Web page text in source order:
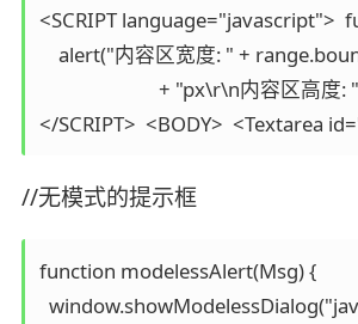
<SCRIPT language="javascript">
alert("内容区宽度: " +
+ "px\r\n内容区
//无模式的提示框
function modelessAlert(Msg) {